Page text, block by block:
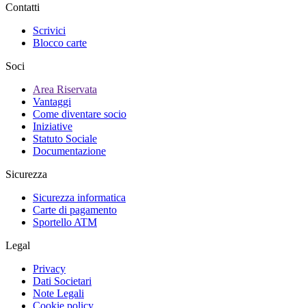
Contatti
Scrivici
Blocco carte
Soci
Area Riservata
Vantaggi
Come diventare socio
Iniziative
Statuto Sociale
Documentazione
Sicurezza
Sicurezza informatica
Carte di pagamento
Sportello ATM
Legal
Privacy
Dati Societari
Note Legali
Cookie policy